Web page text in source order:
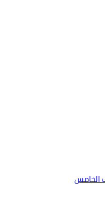
الخامس